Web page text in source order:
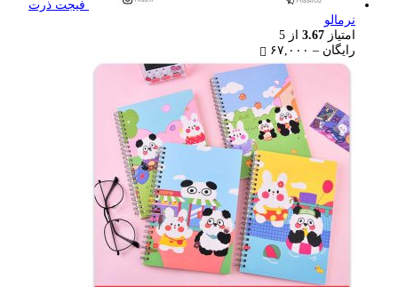
فیجت ذرت
نرمالو
امتیاز 3.67 از 5
رایگان – ۶۷,۰۰۰
range:
through
۶۷,۰۰۰ تومان